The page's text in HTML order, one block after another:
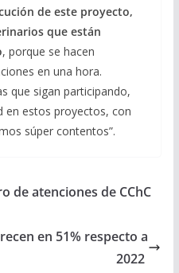
de este proyecto,
que están
, porque se hacen
en una hora.
que sigan participando,
en estos proyectos, con
súper contentos”.
de atenciones de CChC
en 51% respecto a
2022